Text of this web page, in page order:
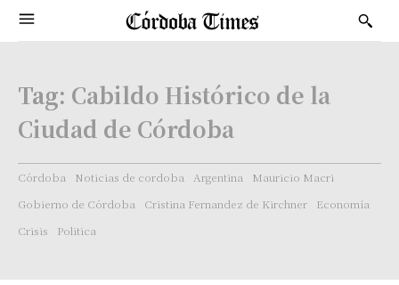
Tag: Cabildo Histórico de la
Ciudad de Córdoba
Córdoba Noticias de cordoba Argentina
Mauricio Macri
Gobierno de Córdoba
Cristina Fernandez de Kirchner
Economía
Crisis
Politica